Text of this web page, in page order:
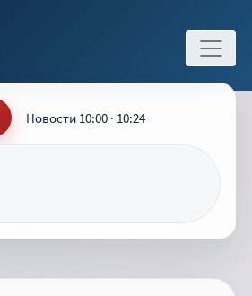
Новости 10:00 · 10:24